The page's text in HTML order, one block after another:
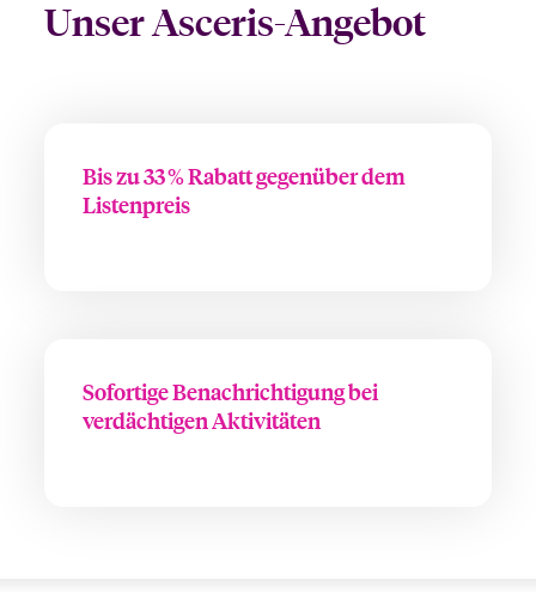
Unser Asceris-Angebot
Bis zu 33 % Rabatt gegenüber dem
Listenpreis
Sofortige Benachrichtigung bei
verdächtigen Aktivitäten